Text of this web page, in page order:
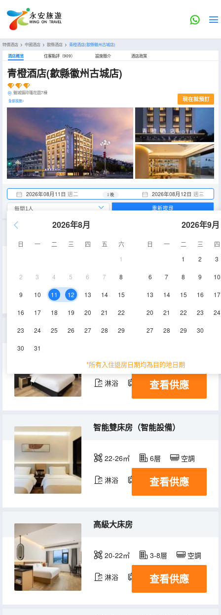
特價酒店 > 中國酒店 > 歙縣酒店 > 青橙酒店(歙縣徽州古城店)
酒店概览 住客點評（909） 設施簡介 酒店政策
青橙酒店(歙縣徽州古城店)
徽城鎮玲瓏花園7棟
全部設施> 現在就預訂
2026年08月11日 週二 2026年08月12日 週三
1 晚
2026年8月
日 一 二 三 四 五
六
1
2 3 4 5 6 7 8
9 10 11 12 13 14 15
16 17 18 19 20 21 22
23 24 25 26 27 28 29
30 31
2026年9月
日 一 二 三
四
1
2 3
6 7 8 9 10
13 14 15 16 17
20 21 22 23 24
27 28 29 30
*所有入住退房日期均為目的地日期
重新搜尋
22-26㎡ 空調
豪華套房
30-35㎡ 6,8層
淋浴 電視機
查看供應
智能雙床房（智能設備）
22-26㎡ 6層 空調
淋浴 電視機
查看供應
高級大床房
20-22㎡ 3-8層 空調
淋浴 電視機
查看供應